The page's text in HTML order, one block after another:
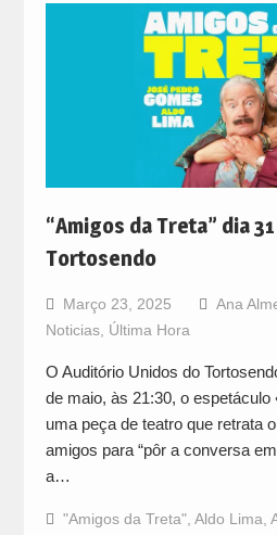
“Amigos da Treta” dia
Tortosendo
Março 23, 2025 Ana
Noticias, Última Hora
O Auditório Unidos do
de maio, às 21:30, o espetáculo
uma peça de teatro que retrata
amigos para “pôr a conversa
a…
"Amigos da Treta", Aldo Lima,